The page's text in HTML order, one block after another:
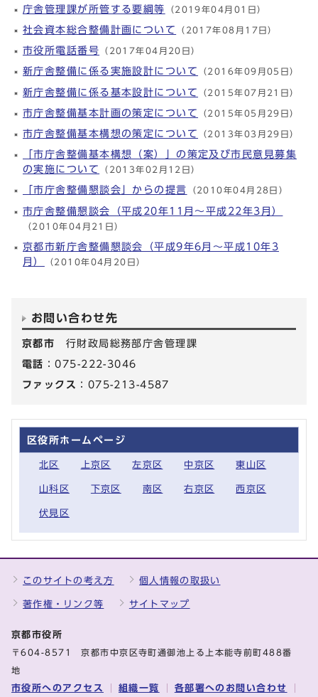
庁舎管理課が所管する要綱等 （2019年04月01日）
社会資本総合整備計画について （2017年08月17日）
市役所電話番号 （2017年04月20日）
新庁舎整備に係る実施設計について （2016年09月05日）
新庁舎整備に係る基本設計について （2015年07月21日）
市庁舎整備基本計画の策定について （2015年05月29日）
市庁舎整備基本構想の策定について （2013年03月29日）
「市庁舎整備基本構想（案）」の策定及び市民意見募集
の実施について
（2013年02月12日）
「市庁舎整備懇談会」からの提言 （2010年04月28日）
市庁舎整備懇談会（平成20年11月～平成22年3月）
（2010年04月21日）
京都市新庁舎整備懇談会（平成9年6月～平成10年3
月）
（2010年04月20日）
お問い合わせ先
京都市 行財政局総務部庁舎管理課
電話 ：075-222-3046
ファックス ：075-213-4587
区役所ホームページ
北区 上京区 左京区 中京区 東山区
山科区 下京区 南区 右京区 西京区
伏見区
このサイトの考え方 個人情報の取扱い
著作権・リンク等 サイトマップ
京都市役所
〒604-8571 京都市中京区寺町通御池上る上本能寺前町488番
地
市役所へのアクセス 組織一覧 各部署へのお問い合わせ